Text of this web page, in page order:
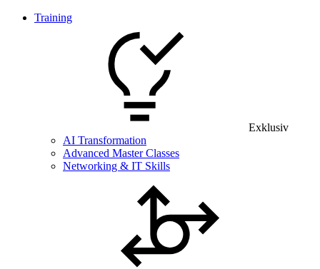
Training
Exklusiv
AI Transformation
Advanced Master Classes
Networking & IT Skills